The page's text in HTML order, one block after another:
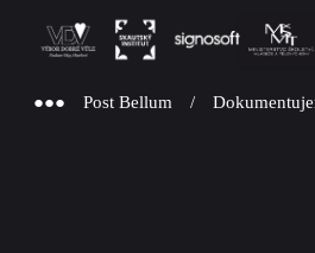
●●● Post Bellum /